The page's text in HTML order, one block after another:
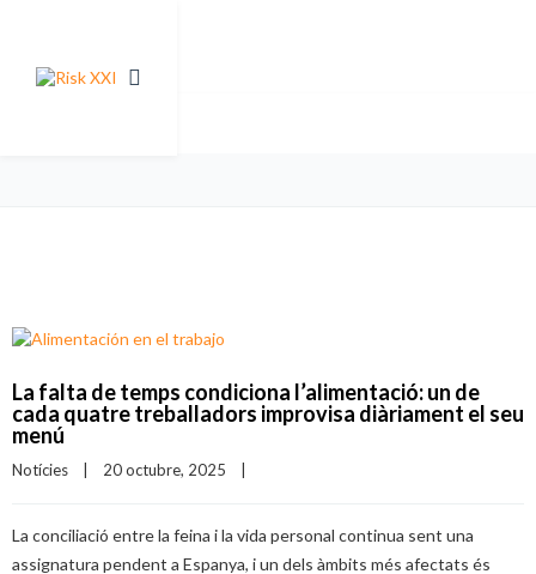
La falta de temps condiciona l’alimentació: un de
cada quatre treballadors improvisa diàriament el seu
menú
Notícies 20 octubre, 2025
La conciliació entre la feina i la vida personal continua sent una
assignatura pendent a Espanya, i un dels àmbits més afectats és